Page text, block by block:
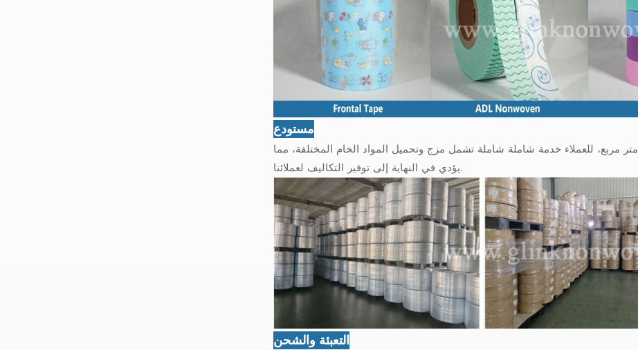
مستودع
يوفر مستودعنا المتطور، الذي يغطي مساحة تزيد عن 10000 متر مربع، للعملاء خدمة شاملة شاملة تشمل مزج وتحميل المواد الخام المختلفة، مما
يؤدي في النهاية إلى توفير التكاليف لعملائنا.
التعبئة والشحن